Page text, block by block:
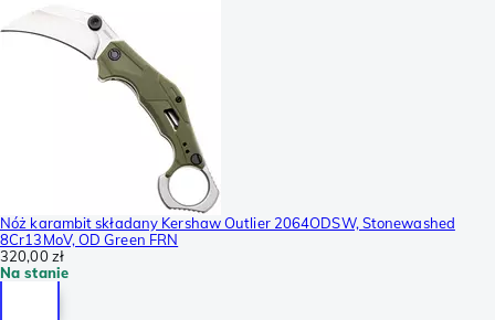
Nóż karambit składany Kershaw Outlier 2064ODSW, Stonewashed
8Cr13MoV, OD Green FRN
320,00 zł
Na stanie